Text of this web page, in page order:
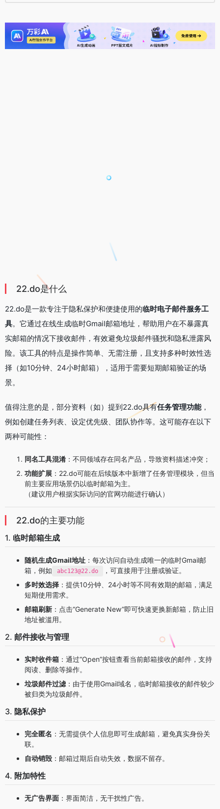
22.do是什么
22.do是一款专注于隐私保护和便捷使用的临时电子邮件服务工
具。它通过在线生成临时Gmail邮箱地址，帮助用户在不暴露真
实邮箱的情况下接收邮件，有效避免垃圾邮件骚扰和隐私泄露风
险。该工具的特点是操作简单、无需注册，且支持多种时效性选
择（如10分钟、24小时邮箱），适用于需要短期邮箱验证的场
景。
值得注意的是，部分资料（如）提到22.do具有任务管理功能，
例如创建任务列表、设定优先级、团队协作等。这可能存在以下
两种可能性：
同名工具混淆 ：不同领域存在同名产品，导致资料描述冲突；
功能扩展 ：22.do可能在后续版本中新增了任务管理模块，但当
前主要应用场景仍以临时邮箱为主。
（建议用户根据实际访问的官网功能进行确认）
22.do的主要功能
1. 临时邮箱生成
随机生成Gmail地址 ：每次访问自动生成唯一的临时Gmail邮
箱，例如
abc123@22.do
，可直接用于注册或验证。
多时效选择 ：提供10分钟、24小时等不同有效期的邮箱，满足
短期使用需求。
邮箱刷新 ：点击“Generate New”即可快速更换新邮箱，防止旧
地址被滥用。
2. 邮件接收与管理
实时收件箱 ：通过“Open”按钮查看当前邮箱接收的邮件，支持
阅读、删除等操作。
垃圾邮件过滤 ：由于使用Gmail域名，临时邮箱接收的邮件较少
被归类为垃圾邮件。
3. 隐私保护
完全匿名 ：无需提供个人信息即可生成邮箱，避免真实身份关
联。
自动销毁 ：邮箱过期后自动失效，数据不留存。
4. 附加特性
无广告界面 ：界面简洁，无干扰性广告。